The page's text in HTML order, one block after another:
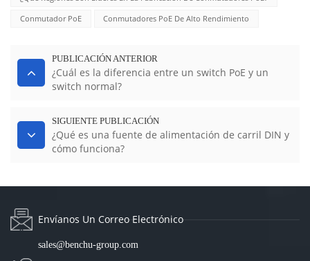
Conmutador PoE
Conmutadores PoE De Alto Rendimiento
PUBLICACIÓN ANTERIOR
¿Cuál es la diferencia entre un switch PoE y un
switch normal?
SIGUIENTE PUBLICACIÓN
¿Qué es una fuente de alimentación de carril DIN y
cómo funciona?
Envíanos Un Correo Electrónico
sales@benchu-group.com